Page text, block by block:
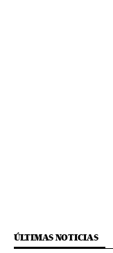
ÚLTIMAS NOTICIAS